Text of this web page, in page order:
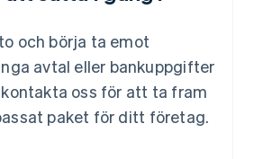
och börja ta emot
avtal eller bankuppgifter
kontakta oss för att ta fram
paket för ditt företag.